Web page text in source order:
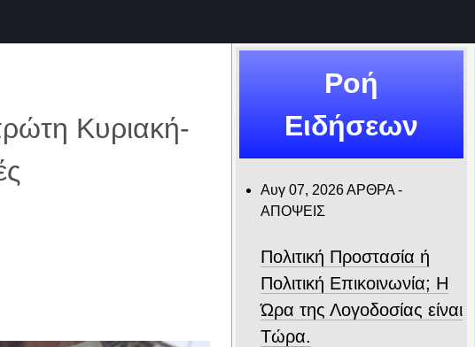
Κυριακή-
Ροή
Ειδήσεων
Αυγ 07, 2026ΑΡΘΡΑ -
ΑΠΟΨΕΙΣ
Πολιτική Προστασία ή
Πολιτική Επικοινωνία; Η
Ώρα της Λογοδοσίας είναι
Τώρα.